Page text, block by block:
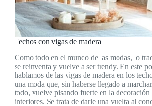
Techos con vigas de madera
Como todo en el mundo de las modas, lo
se reinventa y vuelve a ser trendy. En este
hablamos de las vigas de madera en los
una moda que, sin haberse llegado a
todo, vuelve pisando fuerte en la decoración
interiores. Se trata de darle una vuelta al